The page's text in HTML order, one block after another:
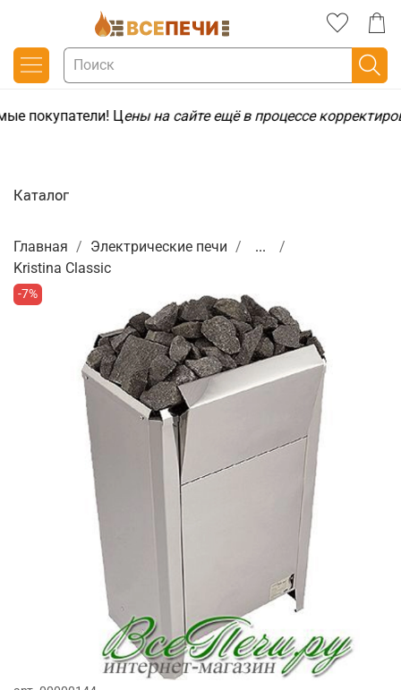
покупатели! Цены на сайте ещё в процессе
Главная Электрические печи
...
Kristina Classic
-7%
Каталог